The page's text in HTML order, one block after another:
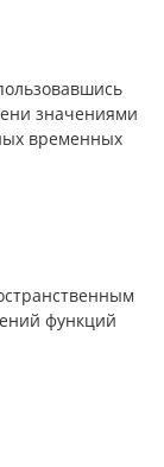
значениями
временных
функций